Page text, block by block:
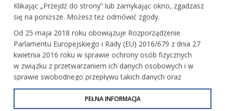
Teatr Nie Teraz to jedyny w Tarnowie zespół
reprezentujący nurt teatru alternatywnego. Wielokrotnie
nagradzany i wyróżniony, działa od 30 lat, prezentując
w Polsce i zagranicą swoje spektakle i realizując projekty
artystyczne, w tym autorskie cykle warsztatów. TNT jest
m.in. autorem i organizatorem interdyscyplinarnych
festiwali, działań ulicznych, spotkań poetyckich; jest także
wydawcą poświęconego kulturze i sztuce periodyku
Klikając „Przejdź do strony” lub zamykając okno, zgadzasz
się na poniższe. Możesz też odmówić zgody.
Od 25 maja 2018 roku obowiązuje Rozporządzenie
Parlamentu Europejskiego i Rady (EU) 2016/679 z dnia 27
kwietnia 2016 roku w sprawie ochrony osób fizycznych
w związku z przetwarzaniem ich danych osobowych i w
sprawie swobodnego przepływu takich danych oraz
uchylenia dyrektywy 95/46/WE (określane jako RODO, GDPR
lub Ogólne Rozporządzenie o Ochronie Danych
PEŁNA INFORMACJA